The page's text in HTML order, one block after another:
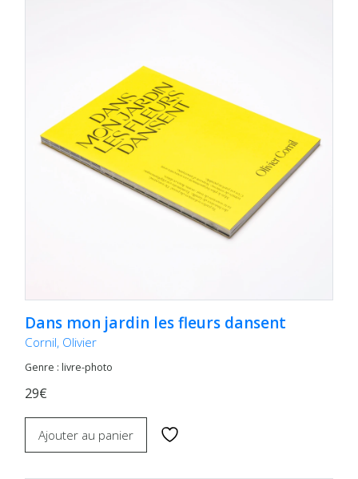
Dans mon jardin les fleurs dansent
Cornil, Olivier
Genre : livre-photo
29€
Ajouter au panier